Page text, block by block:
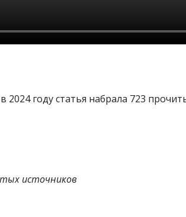
2024 году статья набрала 723
источников